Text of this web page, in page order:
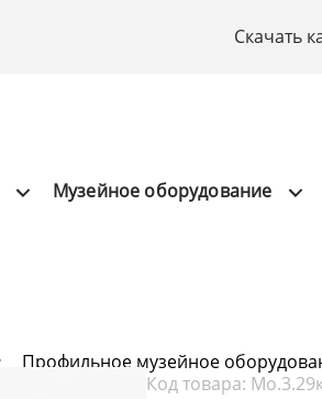
Скачать
Музейное оборудование
Профильное музейное
Код товара: Мо.3.29